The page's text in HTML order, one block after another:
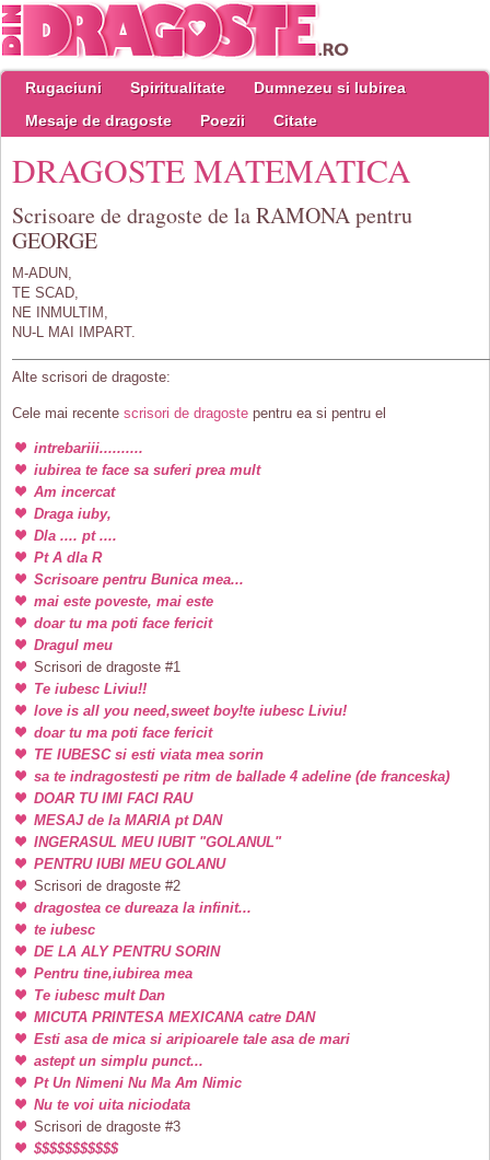
Rugaciuni Spiritualitate
Dumnezeu si Iubirea
Mesaje de dragoste
Poezii Citate
DRAGOSTE MATEMATICA
Scrisoare de dragoste de la RAMONA pentru
GEORGE
M-ADUN,
TE SCAD,
NE INMULTIM,
NU-L MAI IMPART.
Alte scrisori de dragoste:
Cele mai recente scrisori de dragoste pentru ea si pentru el
intrebariii..........
iubirea te face sa suferi prea mult
Am incercat
Draga iuby,
Dla .... pt ....
Pt A dla R
Scrisoare pentru Bunica mea...
mai este poveste, mai este
doar tu ma poti face fericit
Dragul meu
Scrisori de dragoste #1
Te iubesc Liviu!!
love is all you need,sweet boy!te iubesc Liviu!
doar tu ma poti face fericit
TE IUBESC si esti viata mea sorin
sa te indragostesti pe ritm de ballade 4 adeline (de franceska)
DOAR TU IMI FACI RAU
MESAJ de la MARIA pt DAN
INGERASUL MEU IUBIT "GOLANUL"
PENTRU IUBI MEU GOLANU
Scrisori de dragoste #2
dragostea ce dureaza la infinit...
te iubesc
DE LA ALY PENTRU SORIN
Pentru tine,iubirea mea
Te iubesc mult Dan
MICUTA PRINTESA MEXICANA catre DAN
Esti asa de mica si aripioarele tale asa de mari
astept un simplu punct...
Pt Un Nimeni Nu Ma Am Nimic
Nu te voi uita niciodata
Scrisori de dragoste #3
$$$$$$$$$$$